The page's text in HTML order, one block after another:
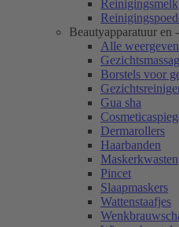
Reinigingsmelk
Beautyapparatuur en
Alle weergeven
Borstels voor
Gua sha
Dermarollers
Haarbanden
Maskerkwasten
Pincet
Slaapmaskers
Wattenstaafjes